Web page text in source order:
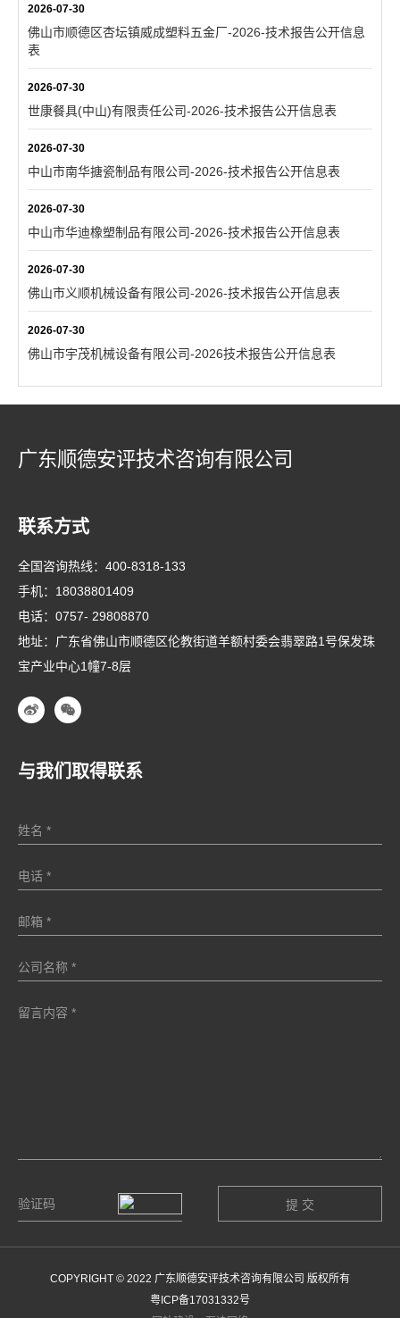
2026-07-30
佛山市顺德区杏坛镇威成塑料五金厂-2026-技术报告公开信息
表
2026-07-30
世康餐具(中山)有限责任公司-2026-技术报告公开信息表
2026-07-30
中山市南华搪瓷制品有限公司-2026-技术报告公开信息表
2026-07-30
中山市华迪橡塑制品有限公司-2026-技术报告公开信息表
2026-07-30
佛山市义顺机械设备有限公司-2026-技术报告公开信息表
2026-07-30
佛山市宇茂机械设备有限公司-2026技术报告公开信息表
广东顺德安评技术咨询有限公司
联系方式
全国咨询热线： 400-8318-133
手机： 18038801409
电话： 0757- 29808870
地址：广东省佛山市顺德区伦教街道羊额村委会翡翠路1号保发珠
宝产业中心1幢7-8层
与我们取得联系
COPYRIGHT © 2022 广东顺德安评技术咨询有限公司 版权所有
粤ICP备17031332号